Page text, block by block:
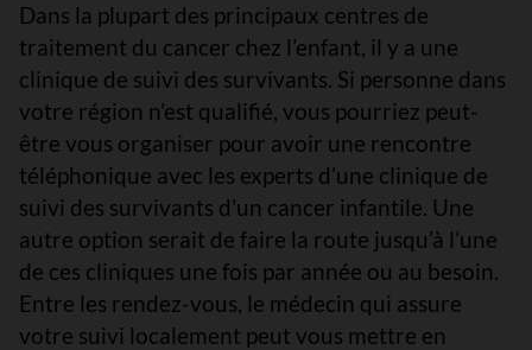
Dans la plupart des principaux centres de
traitement du cancer chez l’enfant, il y a une
clinique de suivi des survivants. Si personne dans
votre région n’est qualifié, vous pourriez peut-
être vous organiser pour avoir une rencontre
téléphonique avec les experts d’une clinique de
suivi des survivants d'un cancer infantile. Une
autre option serait de faire la route jusqu’à l’une
de ces cliniques une fois par année ou au besoin.
Entre les rendez-vous, le médecin qui assure
votre suivi localement peut vous mettre en